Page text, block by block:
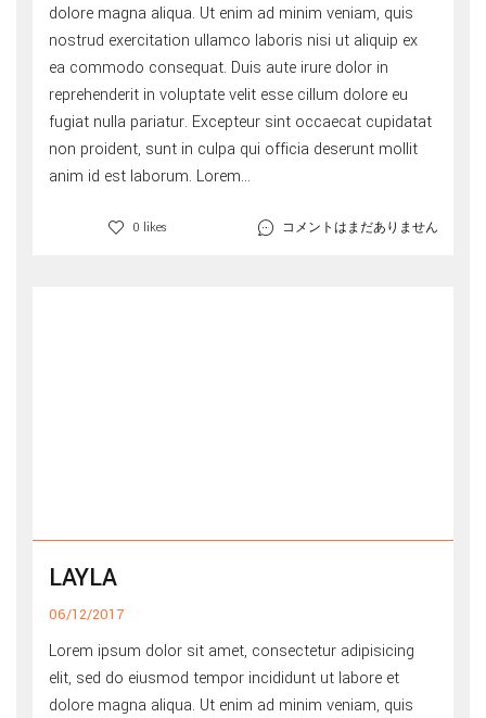
dolore magna aliqua. Ut enim ad minim veniam, quis
nostrud exercitation ullamco laboris nisi ut aliquip ex
ea commodo consequat. Duis aute irure dolor in
reprehenderit in voluptate velit esse cillum dolore eu
fugiat nulla pariatur. Excepteur sint occaecat cupidatat
non proident, sunt in culpa qui officia deserunt mollit
anim id est laborum. Lorem...
0 likes コメントはまだありません
LAYLA
06/12/2017
Lorem ipsum dolor sit amet, consectetur adipisicing
elit, sed do eiusmod tempor incididunt ut labore et
dolore magna aliqua. Ut enim ad minim veniam, quis